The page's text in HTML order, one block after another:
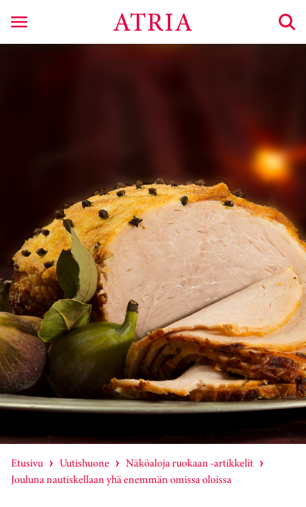
Etusivu Uutishuone
Näköaloja ruokaan -artikkelit
Jouluna nautiskellaan yhä enemmän omissa oloissa